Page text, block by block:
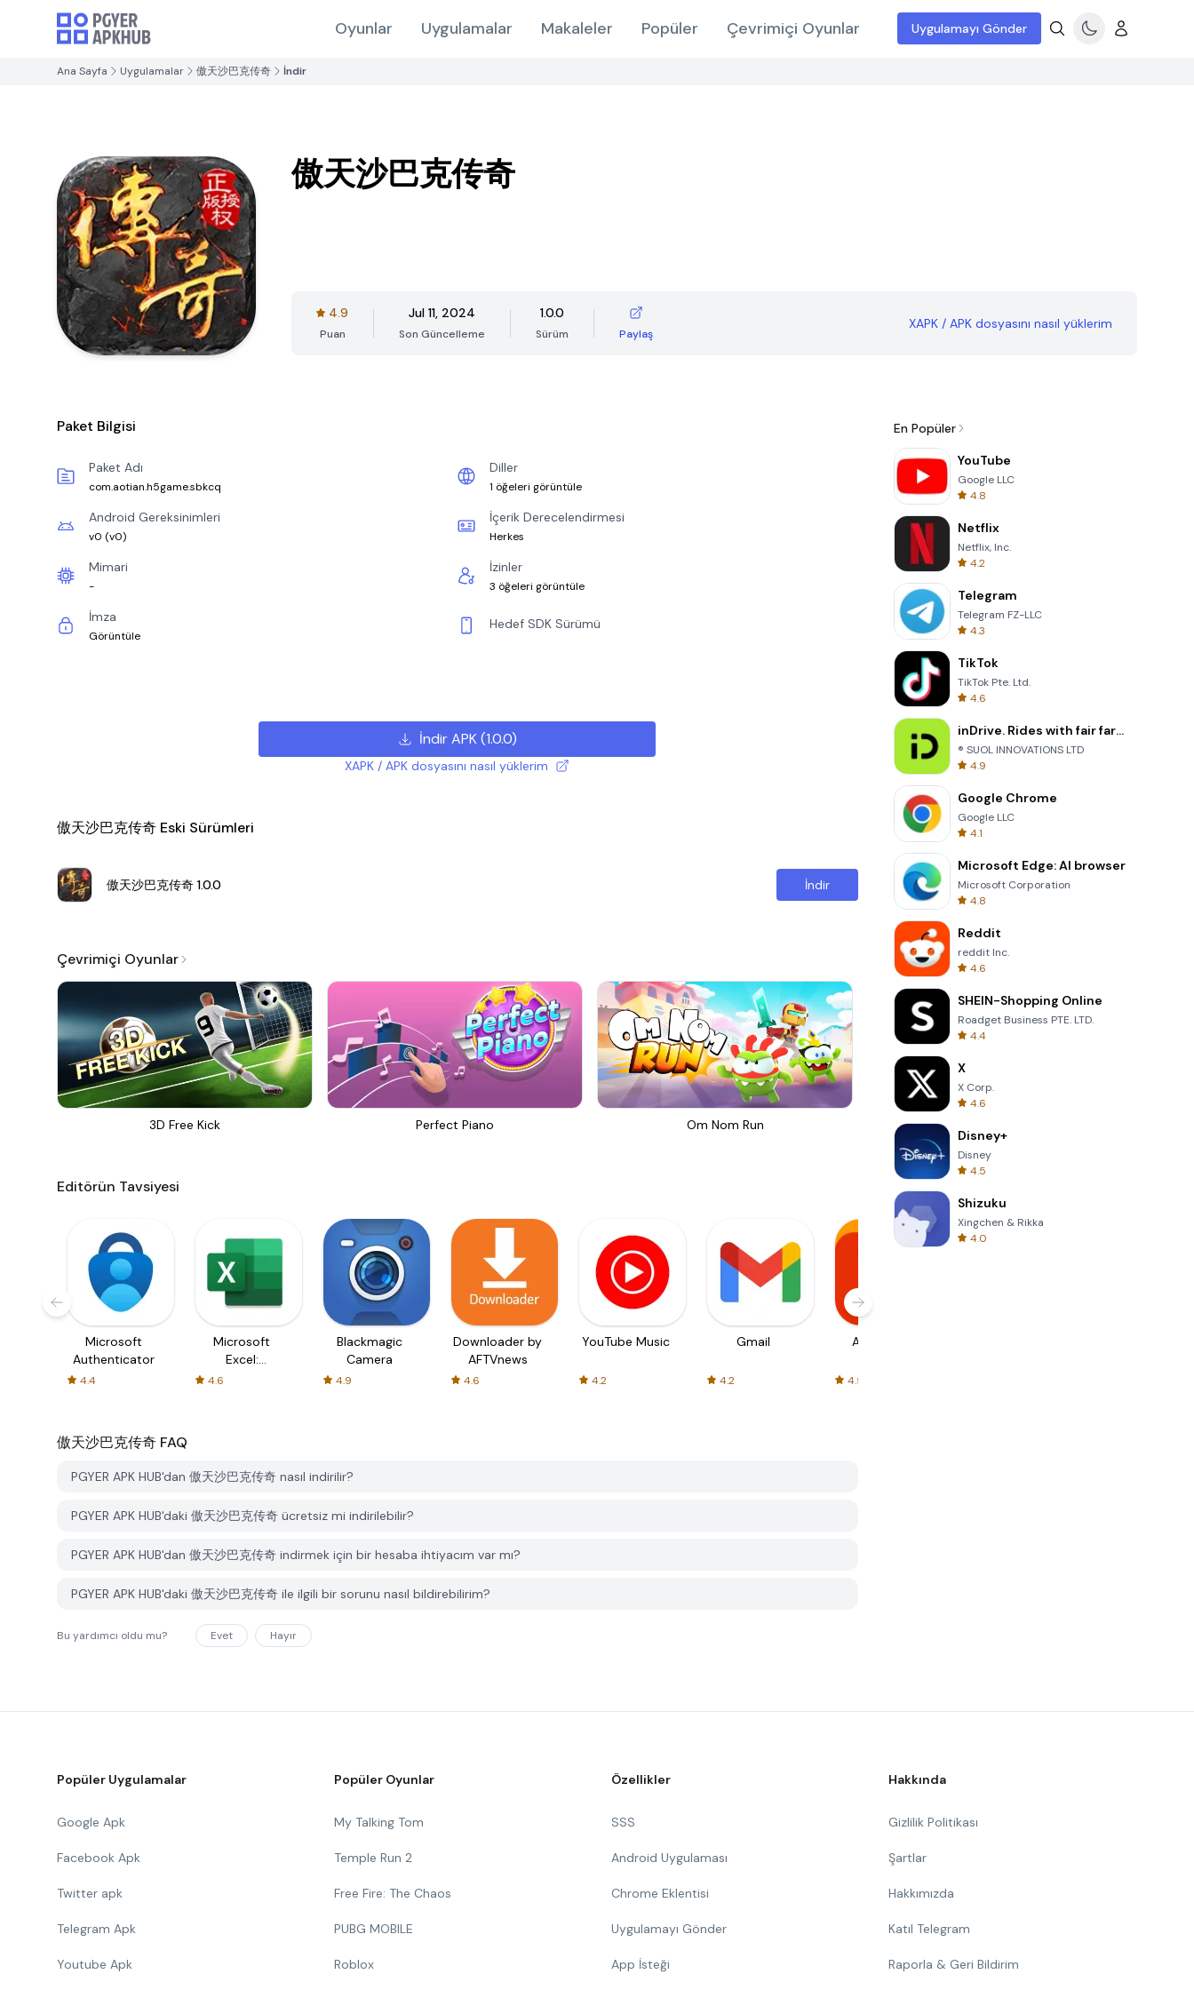
Oyunlar Uygulamalar Makaleler Popüler Çevrimiçi Oyunlar Uygulamayı Gönder
Ana Sayfa Uygulamalar 傲天沙巴克传奇 İndir
傲天沙巴克传奇
4.9
Puan
Jul 11, 2024
Son Güncelleme
1.0.0
Sürüm Paylaş
XAPK / APK dosyasını nasıl yüklerim
Paket Bilgisi
Paket Adı
com.aotian.h5game.sbkcq
Diller
1 öğeleri görüntüle
Android Gereksinimleri
v0 (v0)
İçerik Derecelendirmesi
Herkes
Mimari
-
İzinler
3 öğeleri görüntüle
İmza
Görüntüle
Hedef SDK Sürümü
İndir APK(1.0.0)
XAPK / APK dosyasını nasıl yüklerim
傲天沙巴克传奇 Eski Sürümleri
傲天沙巴克传奇 1.0.0 İndir
Çevrimiçi Oyunlar
3D Free Kick Perfect Piano Om Nom Run 8 Ball Billiards Classic
Editörün Tavsiyesi
Microsoft
Authenticator
4.4
Microsoft
Excel:
Spreadsheets
4.6
Blackmagic
Camera
4.9
Downloader by
AFTVnews
4.6
YouTube Music
4.2
Gmail
4.2
AliExpress
4.5
傲天沙巴克传奇 FAQ
PGYER APK HUB'dan 傲天沙巴克传奇 nasıl indirilir?
PGYER APK HUB'daki 傲天沙巴克传奇 ücretsiz mi indirilebilir?
PGYER APK HUB'dan 傲天沙巴克传奇 indirmek için bir hesaba ihtiyacım var mı?
PGYER APK HUB'daki 傲天沙巴克传奇 ile ilgili bir sorunu nasıl bildirebilirim?
Bu yardımcı oldu mu? Evet Hayır
En Popüler
YouTube
Google LLC
4.8
Netflix
Netflix, Inc.
4.2
Telegram
Telegram FZ-LLC
4.3
TikTok
TikTok Pte. Ltd.
4.6
inDrive. Rides with fair fares
® SUOL INNOVATIONS LTD
4.9
Google Chrome
Google LLC
4.1
Microsoft Edge: AI browser
Microsoft Corporation
4.8
Reddit
reddit Inc.
4.6
SHEIN-Shopping Online
Roadget Business PTE. LTD.
4.4
X
X Corp.
4.6
Disney+
Disney
4.5
Shizuku
Xingchen & Rikka
4.0
Popüler Uygulamalar
Google Apk
Facebook Apk
Twitter apk
Telegram Apk
Youtube Apk
Popüler Oyunlar
My Talking Tom
Temple Run 2
Free Fire: The Chaos
PUBG MOBILE
Roblox
Özellikler
SSS
Android Uygulaması
Chrome Eklentisi
Uygulamayı Gönder
App İsteği
Hakkında
Gizlilik Politikası
Şartlar
Hakkımızda
Katıl Telegram
Raporla & Geri Bildirim